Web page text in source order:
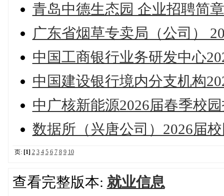
青岛中德生态园 企业招聘简章
广东省烟草专卖局（公司）
中国工商银行业务研发中心
中国建设银行境内分支机构
中广核新能源2026届春季校
数据所（兴唐公司）2026届
页: [1] 2 3 4 5 6 7 8 9 10
查看完整版本: 就业信息